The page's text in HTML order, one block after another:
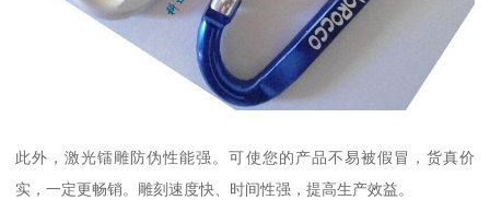
此外，激光镭雕防伪性能强。可使您的产品不易被假冒，货真价
实，一定更畅销。雕刻速度快、时间性强，提高生产效益。